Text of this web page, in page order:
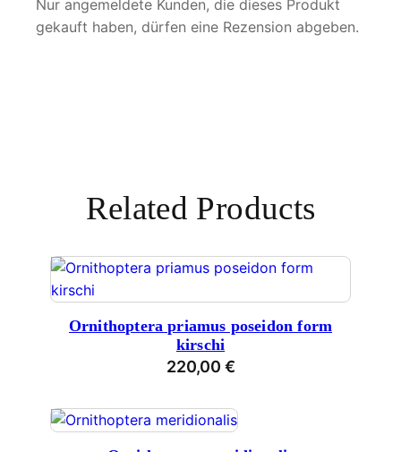
Nur angemeldete Kunden, die dieses Produkt
gekauft haben, dürfen eine Rezension abgeben.
Related Products
Ornithoptera priamus poseidon form
kirschi
220,00 €